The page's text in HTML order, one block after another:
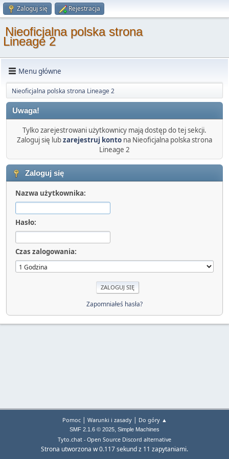
Zaloguj się Rejestracja
Nieoficjalna polska strona
Lineage 2
Menu główne
Nieoficjalna polska strona Lineage 2
Uwaga!
Tylko zarejestrowani użytkownicy mają dostęp do tej sekcji.
Zaloguj się lubzarejestruj konto na Nieoficjalna polska strona
Lineage 2
Zaloguj się
Nazwa użytkownika:
Hasło:
Czas zalogowania:
Zapomniałeś hasła?
Pomoc| Warunki i zasady| Do góry ▲
SMF 2.1.6 © 2025, Simple Machines
Tyto.chat - Open Source Discord alternative
Strona utworzona w 0.117 sekund z 11 zapytaniami.